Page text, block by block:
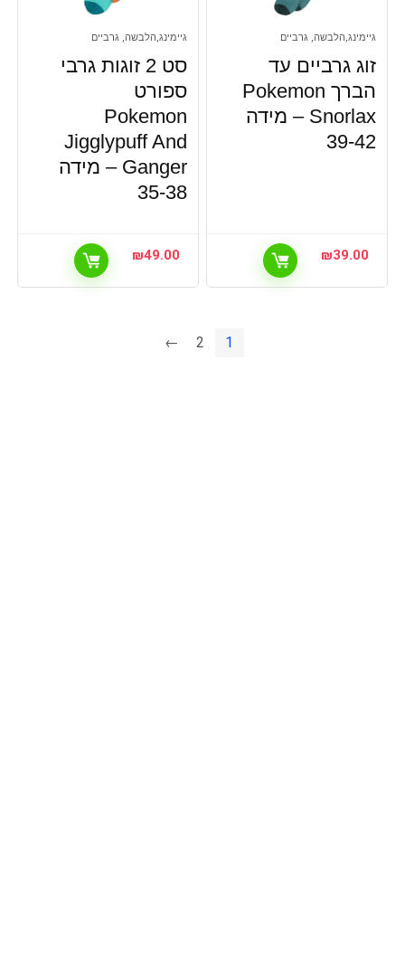
גיימינג,הלבשה, גרביים
זוג גרביים עד
הברך Pokemon
Snorlax – מידה
39-42
₪39.00
גיימינג,הלבשה, גרביים
סט 2 זוגות גרבי
ספורט
Pokemon
Jigglypuff And
Ganger – מידה
35-38
₪49.00
1
2
←